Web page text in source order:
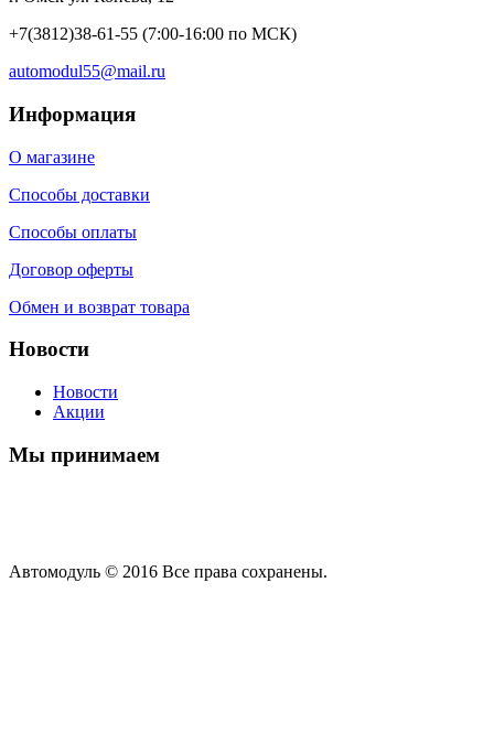
+7(3812)38-61-55 (7:00-16:00 по МСК)
automodul55@mail.ru
Информация
О магазине
Способы доставки
Способы оплаты
Договор оферты
Обмен и возврат товара
Новости
Новости
Акции
Мы принимаем
Автомодуль © 2016 Все права сохранены.